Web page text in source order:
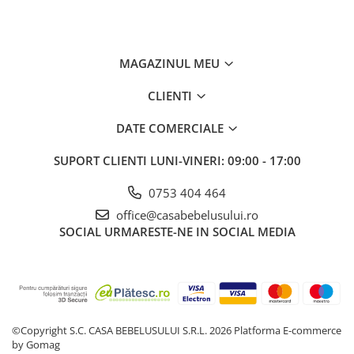
MAGAZINUL MEU
CLIENTI
DATE COMERCIALE
SUPORT CLIENTI LUNI-VINERI: 09:00 - 17:00
0753 404 464
office@casabebelusului.ro
SOCIAL URMARESTE-NE IN SOCIAL MEDIA
©Copyright S.C. CASA BEBELUSULUI S.R.L. 2026 Platforma E-commerce
by Gomag